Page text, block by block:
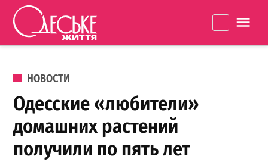
Перейти к содержанию
життя
ОПУБЛИКОВАНО В
НОВОСТИ
Одесские «любители»
домашних растений
получили по пять лет